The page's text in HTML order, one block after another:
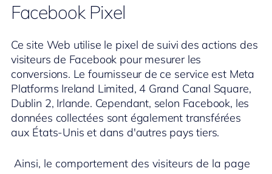
Facebook Pixel
Ce site Web utilise le pixel de suivi des actions des
visiteurs de Facebook pour mesurer les
conversions. Le fournisseur de ce service est Meta
Platforms Ireland Limited, 4 Grand Canal Square,
Dublin 2, Irlande. Cependant, selon Facebook, les
données collectées sont également transférées
aux États-Unis et dans d'autres pays tiers.
Ainsi, le comportement des visiteurs de la page